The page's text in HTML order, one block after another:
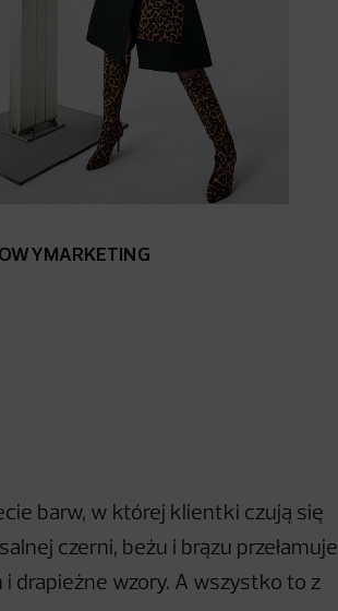
barw, w której klientki czują się
czerni, beżu i brązu przełamuje
drapieżne wzory. A wszystko to z